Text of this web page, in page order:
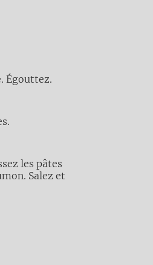
Égouttez.
les pâtes
Salez et